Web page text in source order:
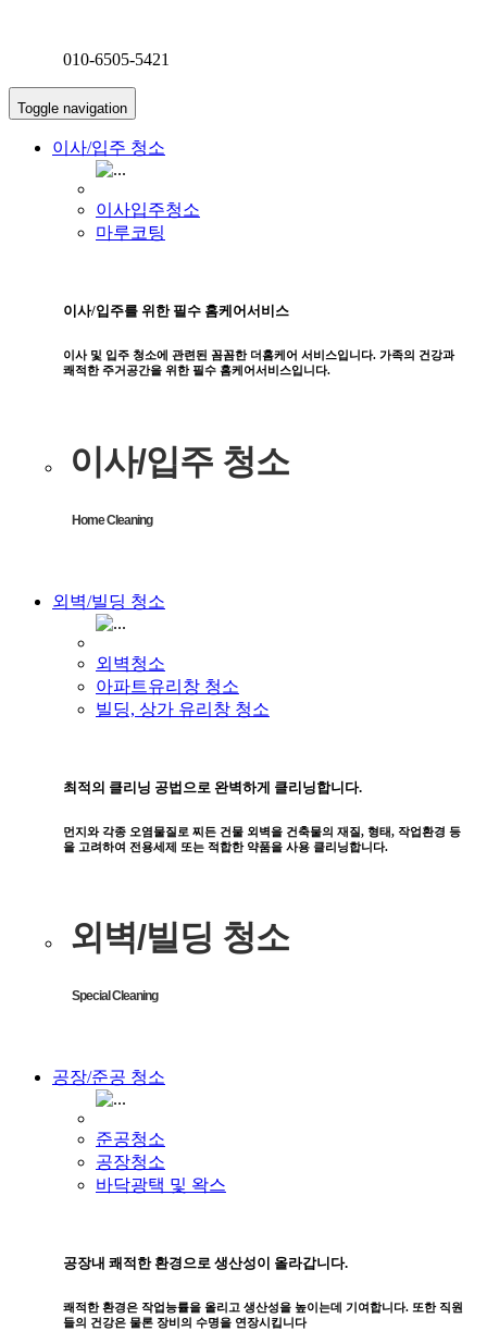
010-6505-5421
Toggle navigation
이사/입주 청소
이사입주청소
마루코팅
이사/입주를 위한 필수 홈케어서비스
이사 및 입주 청소에 관련된 꼼꼼한 더홈케어 서비스입니다. 가족의 건강과
쾌적한 주거공간을 위한 필수 홈케어서비스입니다.
이사/입주 청소
Home Cleaning
외벽/빌딩 청소
외벽청소
아파트유리창 청소
빌딩, 상가 유리창 청소
최적의 클리닝 공법으로 완벽하게 클리닝합니다.
먼지와 각종 오염물질로 찌든 건물 외벽을 건축물의 재질, 형태, 작업환경 등
을 고려하여 전용세제 또는 적합한 약품을 사용 클리닝합니다.
외벽/빌딩 청소
Special Cleaning
공장/준공 청소
준공청소
공장청소
바닥광택 및 왁스
공장내 쾌적한 환경으로 생산성이 올라갑니다.
쾌적한 환경은 작업능률을 올리고 생산성을 높이는데 기여합니다. 또한 직원
들의 건강은 물론 장비의 수명을 연장시킵니다